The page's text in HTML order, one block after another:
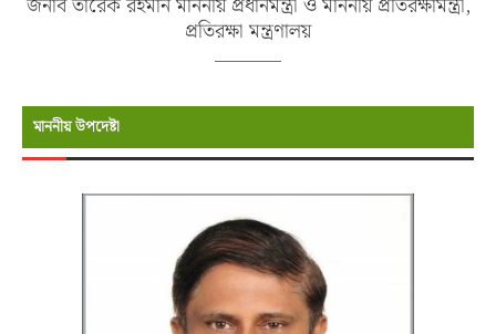
প্রতিরক্ষা মন্ত্রণালয়
মাননীয় উপদেষ্টা